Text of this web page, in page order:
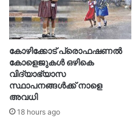
കോഴിക്കോട് പ്രൊഫഷണൽ
കോളെജുകൾ ഒഴികെ
വിദ്യാഭ്യാസ
സ്ഥാപനങ്ങൾക്ക് നാളെ
അവധി
18 hours ago